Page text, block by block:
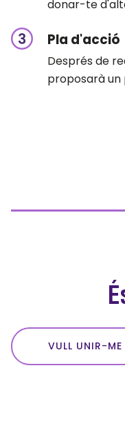
donar-te
Pla d'acció
Després de
proposarà un
VULL UNIR-ME